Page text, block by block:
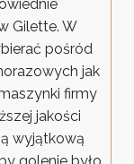
Gilette. W
pośród
jak
firmy
jakości
wyjątkową